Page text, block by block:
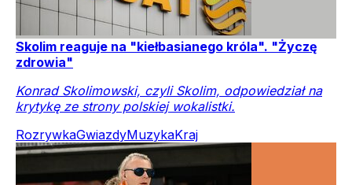
Skolim reaguje na "kiełbasianego króla". "Życzę
zdrowia"
Konrad Skolimowski, czyli Skolim, odpowiedział na
krytykę ze strony polskiej wokalistki.
RozrywkaGwiazdyMuzykaKraj